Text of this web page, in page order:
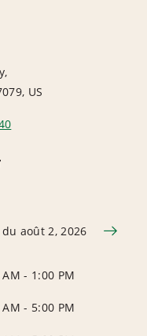
US
août 2, 2026
- 1:00 PM
- 5:00 PM